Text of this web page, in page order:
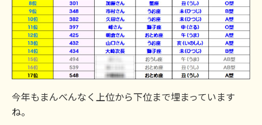
今年もまんべんなく上位から下位まで埋まっています
ね。